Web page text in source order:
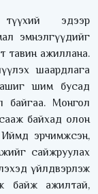
эдээр
эмнэлгүүдийг
тавин ажиллана.
шаардлага
шим бусад
байгаа. Монгол
байхад олон
эрчимжсэн,
сайжруулах
үйлдвэрлэж
байж ажилтай,